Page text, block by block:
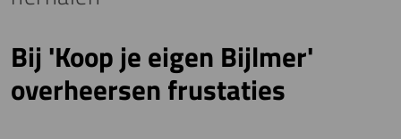
Bij 'Koop je eigen Bijlmer'
overheersen frustaties